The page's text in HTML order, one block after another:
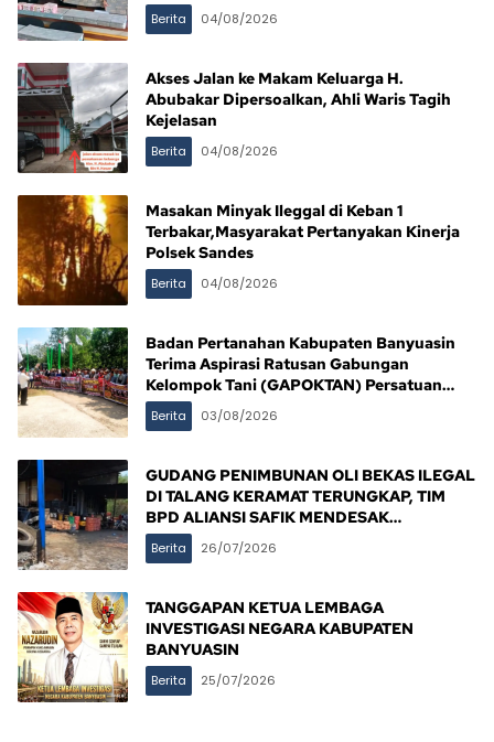
Berita 04/08/2026
Akses Jalan ke Makam Keluarga H.
Abubakar Dipersoalkan, Ahli Waris Tagih
Kejelasan
Berita 04/08/2026
Masakan Minyak Ileggal di Keban 1
Terbakar,Masyarakat Pertanyakan Kinerja
Polsek Sandes
Berita 04/08/2026
Badan Pertanahan Kabupaten Banyuasin
Terima Aspirasi Ratusan Gabungan
Kelompok Tani (GAPOKTAN) Persatuan
Masyarakat Rimba Asam
Berita 03/08/2026
GUDANG PENIMBUNAN OLI BEKAS ILEGAL
DI TALANG KERAMAT TERUNGKAP, TIM
BPD ALIANSI SAFIK MENDESAK
PENINDAKAN TEGAS PEMERINTAH
BANYUASIN
Berita 26/07/2026
TANGGAPAN KETUA LEMBAGA
INVESTIGASI NEGARA KABUPATEN
BANYUASIN
Berita 25/07/2026